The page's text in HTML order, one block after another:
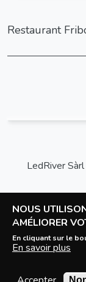
Restaurant
LedRiver
NOUS
AMÉLIORER
En cliquant sur le
En savoir plus